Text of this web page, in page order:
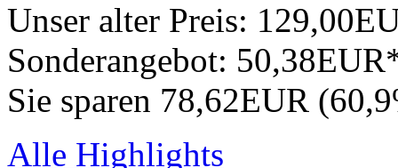
Unser alter Preis:
Sonderangebot:
Sie sparen 78,62EUR
Alle Highlights